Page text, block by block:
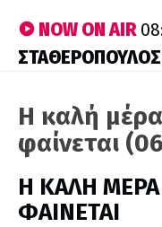
NOW ON AIR
ΣΤΑΘΕΡΟΠΟΥΛΟΣ
Η καλή
φαίνεται
H ΚΑΛΗ
ΦΑΙΝΕΤΑΙ